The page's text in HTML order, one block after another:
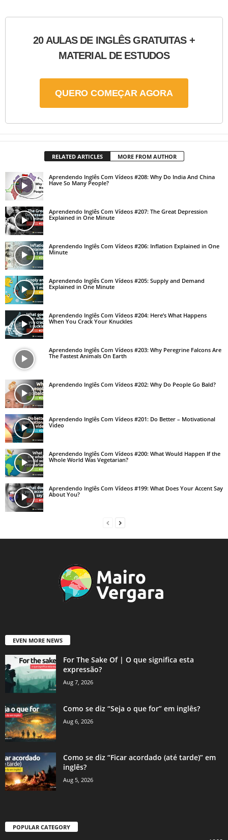
20 AULAS DE INGLÊS GRATUITAS +
MATERIAL DE ESTUDOS
QUERO COMEÇAR AGORA
RELATED ARTICLES MORE FROM AUTHOR
Aprendendo Inglês Com Vídeos #208: Why Do India And China
Have So Many People?
Aprendendo Inglês Com Vídeos #207: The Great Depression
Explained in One Minute
Aprendendo Inglês Com Vídeos #206: Inflation Explained in One
Minute
Aprendendo Inglês Com Vídeos #205: Supply and Demand
Explained in One Minute
Aprendendo Inglês Com Vídeos #204: Here’s What Happens
When You Crack Your Knuckles
Aprendendo Inglês Com Vídeos #203: Why Peregrine Falcons Are
The Fastest Animals On Earth
Aprendendo Inglês Com Vídeos #202: Why Do People Go Bald?
Aprendendo Inglês Com Vídeos #201: Do Better – Motivational
Video
Aprendendo Inglês Com Vídeos #200: What Would Happen If the
Whole World Was Vegetarian?
Aprendendo Inglês Com Vídeos #199: What Does Your Accent Say
About You?
EVEN MORE NEWS
For The Sake Of | O que significa esta
expressão?
Aug 7, 2026
Como se diz “Seja o que for” em inglês?
Aug 6, 2026
Como se diz “Ficar acordado (até tarde)” em
inglês?
Aug 5, 2026
POPULAR CATEGORY